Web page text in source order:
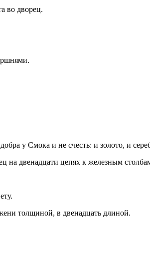
во дворец.
у Смока и не счесть: и золото, и
двенадцати цепях к железным
толщиной, в двенадцать длиной.